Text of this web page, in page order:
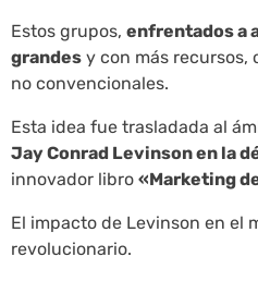
Estos grupos, enfrentados a
grandes y con más recursos,
no convencionales.
Esta idea fue trasladada al
Jay Conrad Levinson en la
innovador libro «Marketing
El impacto de Levinson en el
revolucionario.